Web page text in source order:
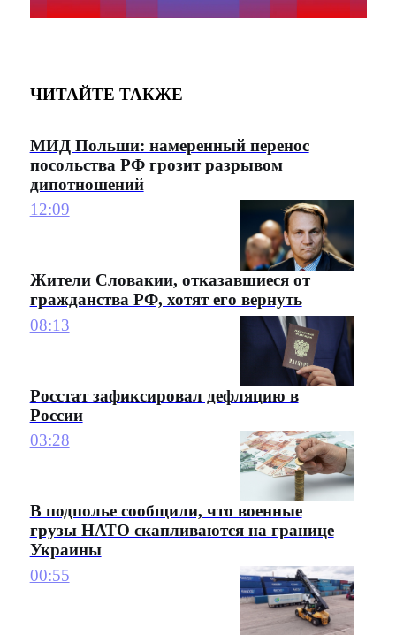
ЧИТАЙТЕ ТАКЖЕ
МИД Польши: намеренный перенос
посольства РФ грозит разрывом
дипотношений
12:09
Жители Словакии, отказавшиеся от
гражданства РФ, хотят его вернуть
08:13
Росстат зафиксировал дефляцию в
России
03:28
В подполье сообщили, что военные
грузы НАТО скапливаются на границе
Украины
00:55